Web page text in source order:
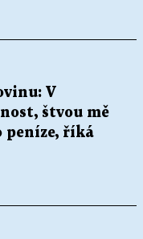
V
štvou mě
peníze, říká